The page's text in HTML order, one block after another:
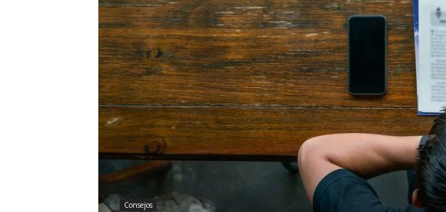
Consejos